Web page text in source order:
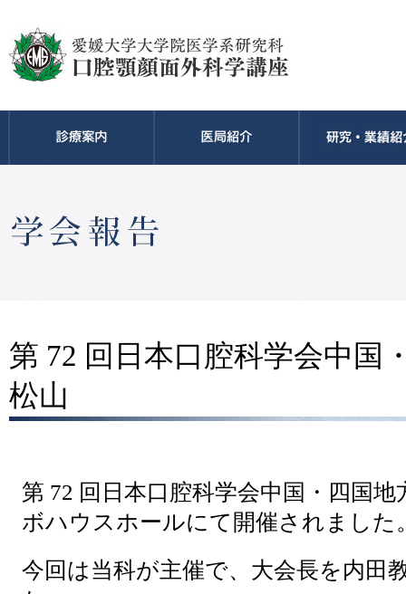
第 72 回日本口腔科学会中国
松山
第 72 回日本口腔科学会中国・四国
ボハウスホールにて開催されました
今回は当科が主催で、大会長を内田